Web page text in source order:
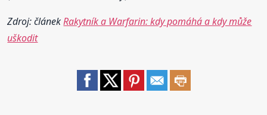
Zdroj: článekRakytník a Warfarin: kdy pomáhá a kdy může
uškodit